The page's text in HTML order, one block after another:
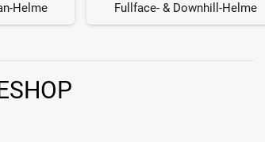
Helme Fullface- & Downhill-Helme